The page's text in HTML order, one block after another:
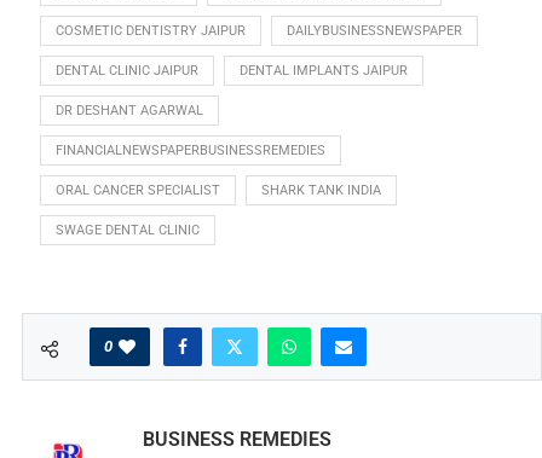
COSMETIC DENTISTRY JAIPUR DAILYBUSINESSNEWSPAPER
DENTAL CLINIC JAIPUR DENTAL IMPLANTS JAIPUR
DR DESHANT AGARWAL
FINANCIALNEWSPAPERBUSINESSREMEDIES
ORAL CANCER SPECIALIST SHARK TANK INDIA
SWAGE DENTAL CLINIC
0
BUSINESS REMEDIES